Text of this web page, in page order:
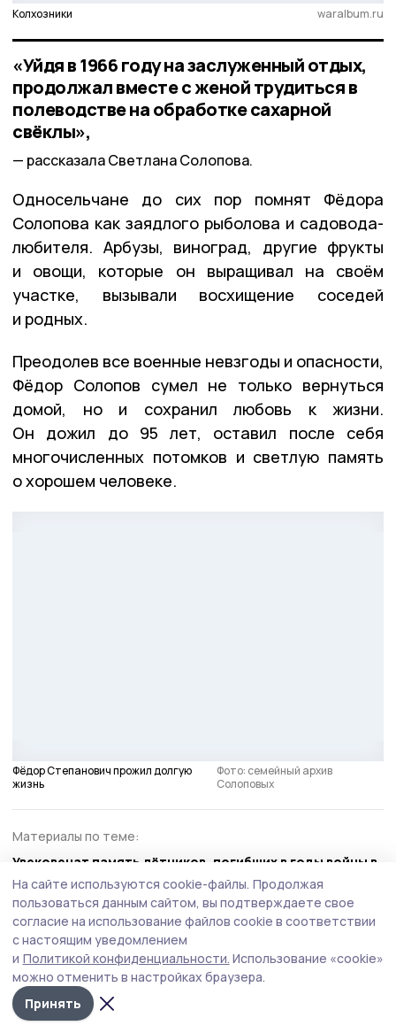
Колхозники waralbum.ru
«Уйдя в 1966 году на заслуженный отдых,
продолжал вместе с женой трудиться в
полеводстве на обработке сахарной
свёклы»,
рассказала Светлана Солопова.
Односельчане до сих пор помнят Фёдора
Солопова как заядлого рыболова и садовода-
любителя. Арбузы, виноград, другие фрукты
и овощи, которые он выращивал на своём
участке, вызывали восхищение соседей
и родных.
Преодолев все военные невзгоды и опасности,
Фёдор Солопов сумел не только вернуться
домой, но и сохранил любовь к жизни.
Он дожил до 95 лет, оставил после себя
многочисленных потомков и светлую память
о хорошем человеке.
Фёдор Степанович прожил долгую
жизнь
Фото: семейный архив
Солоповых
Материалы по теме:
Увековечат память лётчиков, погибших в годы войны в
Рассказовском округе
Сквозь огонь и дым. В годы войны уроженец Умёта
поднимал в небо штурмовики Ил-2
История с продолжением. Благодаря краеведу
жительница никифоровского села узнала о судьбе
деда
На сайте используются cookie-файлы. Продолжая
пользоваться данным сайтом, вы подтверждаете свое
согласие на использование файлов cookie в соответствии
с настоящим уведомлением
и Политикой конфиденциальности. Использование «cookie»
можно отменить в настройках браузера.
Принять